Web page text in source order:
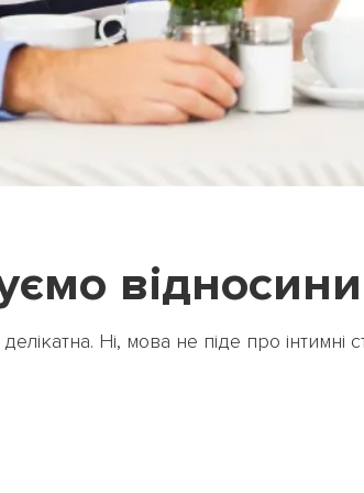
відносини
Ні, мова не піде про
ПОВЕРНУТИСЯ ДО